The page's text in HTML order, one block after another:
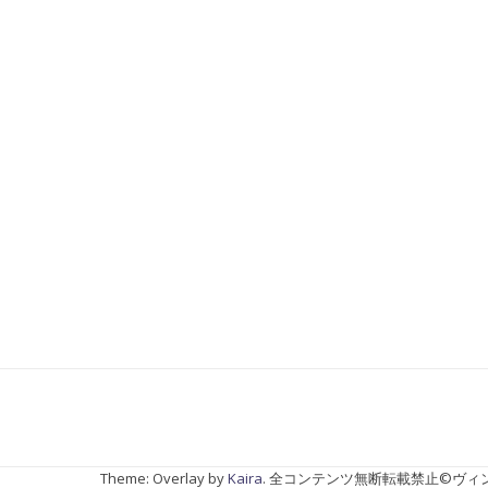
Theme: Overlay byKaira. 全コンテンツ無断転載禁止©ヴィ